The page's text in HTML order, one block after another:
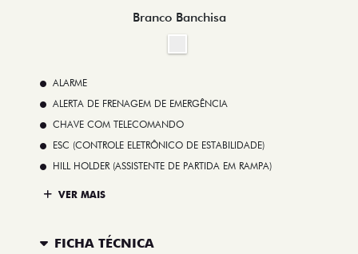
Branco Banchisa
ALARME
ALERTA DE FRENAGEM DE EMERGÊNCIA
CHAVE COM TELECOMANDO
ESC (CONTROLE ELETRÔNICO DE ESTABILIDADE)
HILL HOLDER (ASSISTENTE DE PARTIDA EM RAMPA)
VER MAIS
FICHA TÉCNICA